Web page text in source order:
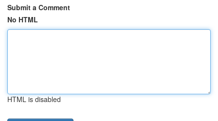
Submit a Comment
No HTML
HTML is disabled